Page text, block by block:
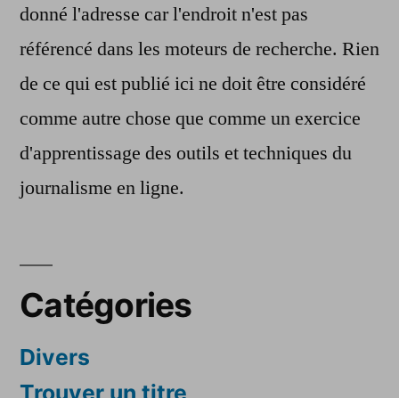
donné l'adresse car l'endroit n'est pas
référencé dans les moteurs de recherche. Rien
de ce qui est publié ici ne doit être considéré
comme autre chose que comme un exercice
d'apprentissage des outils et techniques du
journalisme en ligne.
Catégories
Divers
Trouver un titre